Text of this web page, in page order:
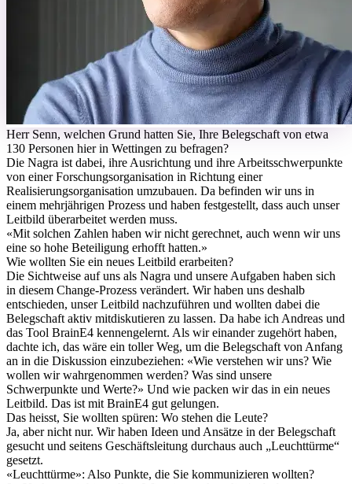
Herr Senn, welchen Grund hatten Sie, Ihre Belegschaft von etwa
130 Personen hier in Wettingen zu befragen?
Die Nagra ist dabei, ihre Ausrichtung und ihre Arbeitsschwerpunkte
von einer Forschungsorganisation in Richtung einer
Realisierungsorganisation umzubauen. Da befinden wir uns in
einem mehrjährigen Prozess und haben festgestellt, dass auch unser
Leitbild überarbeitet werden muss.
«Mit solchen Zahlen haben wir nicht gerechnet, auch wenn wir uns
eine so hohe Beteiligung erhofft hatten.»
Wie wollten Sie ein neues Leitbild erarbeiten?
Die Sichtweise auf uns als Nagra und unsere Aufgaben haben sich
in diesem Change-Prozess verändert. Wir haben uns deshalb
entschieden, unser Leitbild nachzuführen und wollten dabei die
Belegschaft aktiv mitdiskutieren zu lassen. Da habe ich Andreas und
das Tool BrainE4 kennengelernt. Als wir einander zugehört haben,
dachte ich, das wäre ein toller Weg, um die Belegschaft von Anfang
an in die Diskussion einzubeziehen: «Wie verstehen wir uns? Wie
wollen wir wahrgenommen werden? Was sind unsere
Schwerpunkte und Werte?» Und wie packen wir das in ein neues
Leitbild. Das ist mit BrainE4 gut gelungen.
Das heisst, Sie wollten spüren: Wo stehen die Leute?
Ja, aber nicht nur. Wir haben Ideen und Ansätze in der Belegschaft
gesucht und seitens Geschäftsleitung durchaus auch „Leuchttürme“
gesetzt.
«Leuchttürme»: Also Punkte, die Sie kommunizieren wollten?